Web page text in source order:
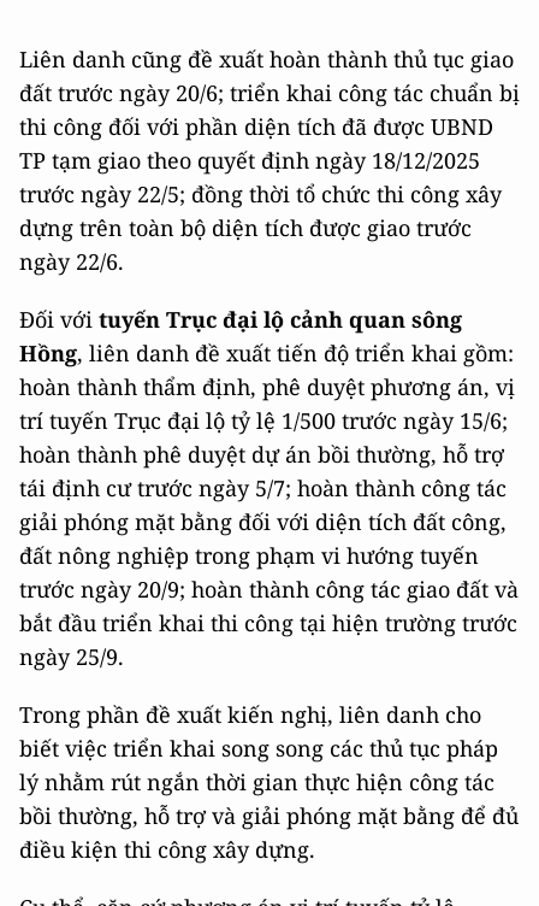
Liên danh cũng đề xuất hoàn thành thủ tục giao
đất trước ngày 20/6; triển khai công tác chuẩn bị
thi công đối với phần diện tích đã được UBND
TP tạm giao theo quyết định ngày 18/12/2025
trước ngày 22/5; đồng thời tổ chức thi công xây
dựng trên toàn bộ diện tích được giao trước
ngày 22/6.
Đối với tuyến Trục đại lộ cảnh quan sông
Hồng, liên danh đề xuất tiến độ triển khai gồm:
hoàn thành thẩm định, phê duyệt phương án, vị
trí tuyến Trục đại lộ tỷ lệ 1/500 trước ngày 15/6;
hoàn thành phê duyệt dự án bồi thường, hỗ trợ
tái định cư trước ngày 5/7; hoàn thành công tác
giải phóng mặt bằng đối với diện tích đất công,
đất nông nghiệp trong phạm vi hướng tuyến
trước ngày 20/9; hoàn thành công tác giao đất và
bắt đầu triển khai thi công tại hiện trường trước
ngày 25/9.
Trong phần đề xuất kiến nghị, liên danh cho
biết việc triển khai song song các thủ tục pháp
lý nhằm rút ngắn thời gian thực hiện công tác
bồi thường, hỗ trợ và giải phóng mặt bằng để đủ
điều kiện thi công xây dựng.